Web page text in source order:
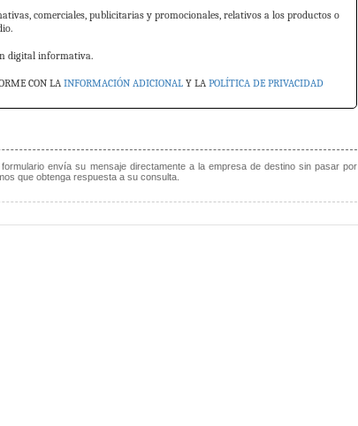
comerciales, publicitarias y promocionales, relativos a los productos o
digital informativa.
CON LA INFORMACIÓN ADICIONAL Y LA POLÍTICA DE PRIVACIDAD
formulario envía su mensaje directamente a la empresa de destino sin pasar por
que obtenga respuesta a su consulta.